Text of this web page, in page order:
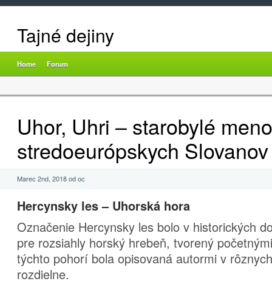
Tajné dejiny
Home Forum
Uhor, Uhri – starobylé meno
stredoeurópskych
Marec 2nd, 2018 od oc
Hercynsky les – Uhorská hora
Označenie Hercynsky les bolo v historických
pre rozsiahly horský hrebeň, tvorený
týchto pohorí bola opisovaná autormi v
rozdielne.